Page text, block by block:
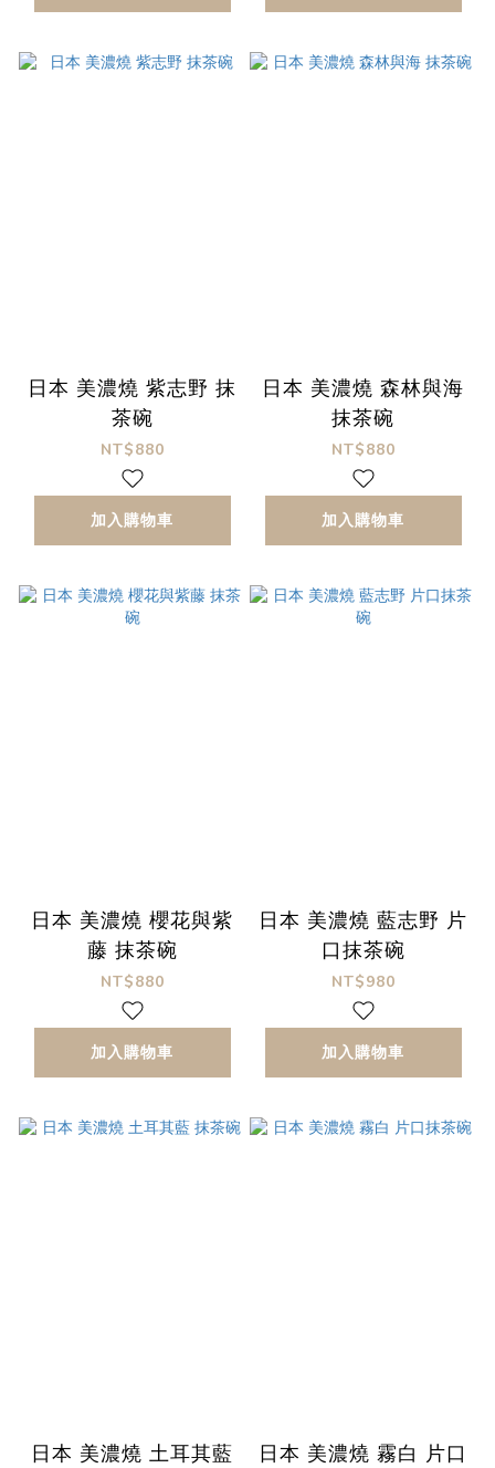
日本 美濃燒 紫志野 抹
茶碗
NT$880
加入購物車
日本 美濃燒 森林與海
抹茶碗
NT$880
加入購物車
日本 美濃燒 櫻花與紫
藤 抹茶碗
NT$880
加入購物車
日本 美濃燒 藍志野 片
口抹茶碗
NT$980
加入購物車
日本 美濃燒 土耳其藍
日本 美濃燒 霧白 片口